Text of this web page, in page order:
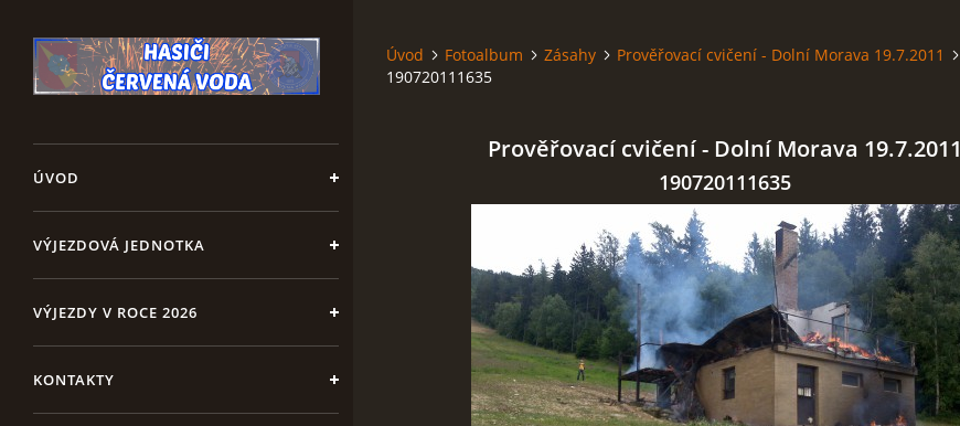
ÚVOD
VÝJEZDOVÁ JEDNOTKA
VÝJEZDY V ROCE 2026
KONTAKTY
Úvod Fotoalbum Zásahy
Prověřovací cvičení - Dolní Morava 19.7.2011
190720111635
Prověřovací cvičení - Dolní Morava 19.7.2011
190720111635